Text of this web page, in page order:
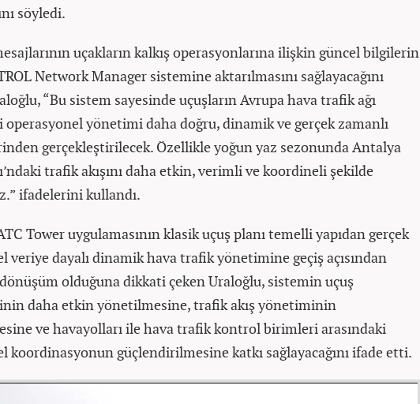
söyledi.
uçakların kalkış operasyonlarına ilişkin güncel bilgilerin
Network Manager sistemine aktarılmasını sağlayacağını
“Bu sistem sayesinde uçuşların Avrupa hava trafik ağı
yönetimi daha doğru, dinamik ve gerçek zamanlı
gerçekleştirilecek. Özellikle yoğun yaz sezonunda Antalya
trafik akışını daha etkin, verimli ve koordineli şekilde
ifadelerini kullandı.
Tower uygulamasının klasik uçuş planı temelli yapıdan gerçek
veriye dayalı dinamik hava trafik yönetimine geçiş açısından
olduğuna dikkati çeken Uraloğlu, sistemin uçuş
daha etkin yönetilmesine, trafik akış yönetiminin
ve havayolları ile hava trafik kontrol birimleri arasındaki
koordinasyonun güçlendirilmesine katkı sağlayacağını ifade etti.